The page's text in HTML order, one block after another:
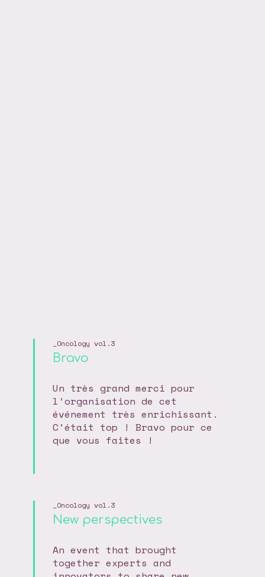
Oncology vol.3
Bravo
Un très grand merci pour
l’organisation de cet
événement très enrichissant.
C’était top ! Bravo pour ce
que vous faites !
Oncology vol.3
New perspectives
An event that brought
together experts and